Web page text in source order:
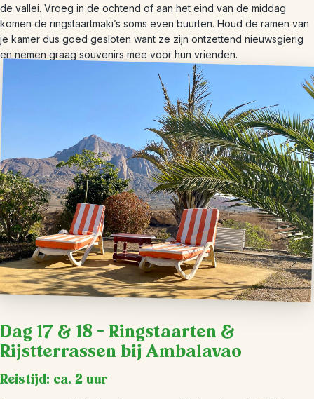
de vallei. Vroeg in de ochtend of aan het eind van de middag
komen de ringstaartmaki’s soms even buurten. Houd de ramen van
je kamer dus goed gesloten want ze zijn ontzettend nieuwsgierig
en nemen graag souvenirs mee voor hun vrienden.
Dag 17 & 18 – Ringstaarten &
Rijstterrassen bij Ambalavao
Reistijd: ca. 2 uur